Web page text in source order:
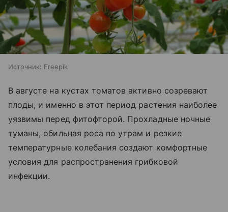
Источник: Freepik
В августе на кустах томатов активно созревают
плоды, и именно в этот период растения наиболее
уязвимы перед фитофторой. Прохладные ночные
туманы, обильная роса по утрам и резкие
температурные колебания создают комфортные
условия для распространения грибковой
инфекции.